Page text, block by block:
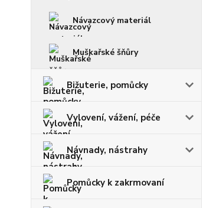
Návazcový materiál
Muškařské šňůry
Bižuterie, pomůcky
Vylovení, vážení, péče
Návnady, nástrahy
Pomůcky k zakrmovaní